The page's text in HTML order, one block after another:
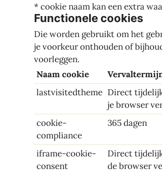
* cookie naam kan een extra
Functionele cookies
Die worden gebruikt om het
je voorkeur onthouden of
voorleggen.
Naam cookie
lastvisitedtheme Direct
je browser
cookie-
compliance
365 dagen
iframe-cookie-
consent
Direct
de browser